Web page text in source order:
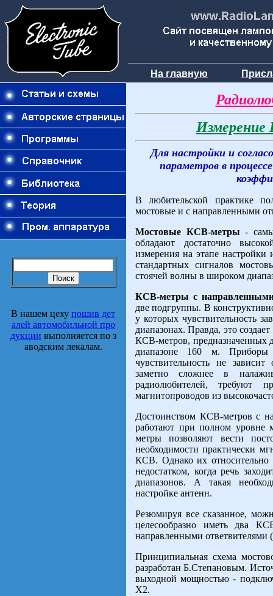
На главную
В нашем цеху пошив дет
алей автомобильной про
дукции выполняется по з
аводским лекалам.
Измерение
Для настройки и
параметров в
В любительской практике
мостовые и с направленными
Мостовые КСВ-метры -
обладают достаточно
измерения на этапе настройки
стандартных сигналов
стоячей волны в широком
КСВ-метры с направленными
две подгруппы. В
у которых чувствительность
диапазонах. Правда, это
КСВ-метров, предназначенных
диапазоне 160 м. Приборы
чувствительность не
заметно сложнее в
радиолюбителей, требуют
магнитопроводов из
Достоинством КСВ-метров с
работают при полном уровне
метры позволяют вести
необходимости практически
КСВ. Однако их относительно
недостатком, когда речь
диапазонов. А такая
настройке антенн.
Резюмируя все сказанное,
целесообразно иметь два
направленными ответвителями
Принципиальная схема
разработан Б.Степановым.
выходной мощностью -
Х2.